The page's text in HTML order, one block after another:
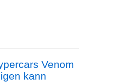
Venom
kann